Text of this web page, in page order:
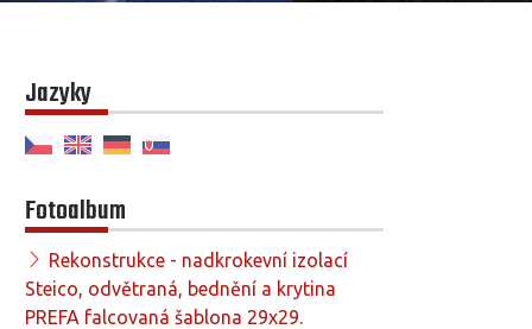
Jazyky
Fotoalbum
Rekonstrukce - nadkrokevní izolací
Steico, odvětraná, bednění a krytina
PREFA falcovaná šablona 29x29.